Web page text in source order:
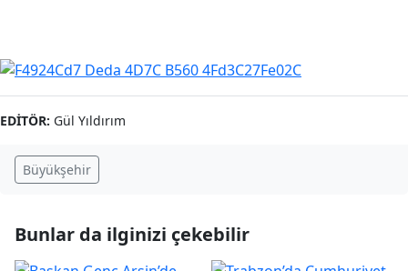
EDITÖR: Gül Yıldırım
Büyükşehir
Bunlar da ilginizi çekebilir